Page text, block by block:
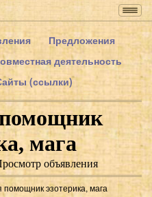
Предложения
деятельность
(ссылки)
помощник
мага
объявления
помощник эзотерика, мага